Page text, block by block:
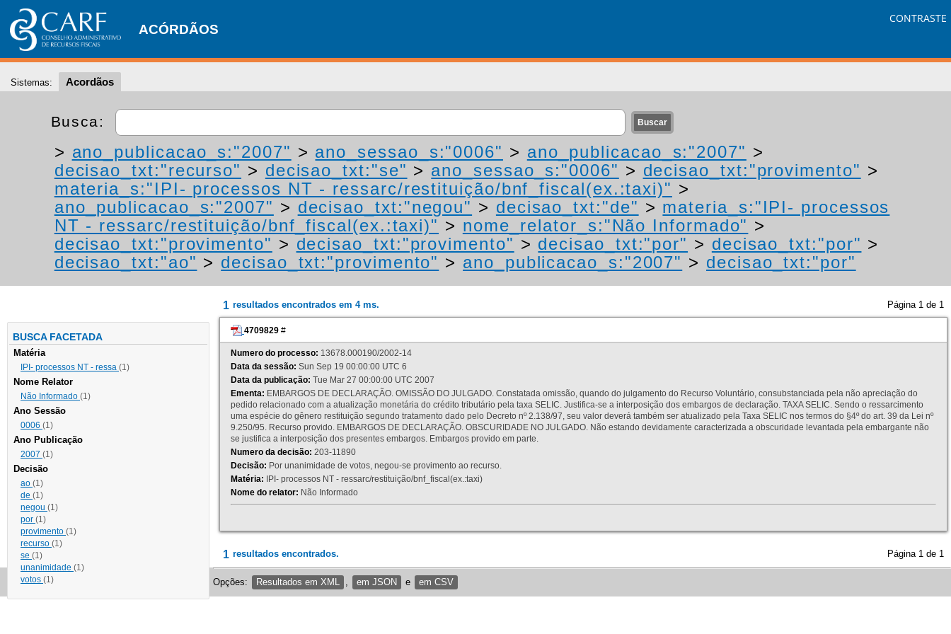
ACÓRDÃOS
CONTRASTE
Sistemas: Acordãos
Busca:
> ano_publicacao_s:"2007" > ano_sessao_s:"0006" > ano_publicacao_s:"2007" >
decisao_txt:"recurso" > decisao_txt:"se" > ano_sessao_s:"0006" > decisao_txt:"provimento" >
materia_s:"IPI- processos NT - ressarc/restituição/bnf_fiscal(ex.:taxi)" >
ano_publicacao_s:"2007" > decisao_txt:"negou" > decisao_txt:"de" > materia_s:"IPI- processos
NT - ressarc/restituição/bnf_fiscal(ex.:taxi)" > nome_relator_s:"Não Informado" >
decisao_txt:"provimento" > decisao_txt:"provimento" > decisao_txt:"por" > decisao_txt:"por" >
decisao_txt:"ao" > decisao_txt:"provimento" > ano_publicacao_s:"2007" > decisao_txt:"por"
BUSCA FACETADA
Matéria
IPI- processos NT - ressa (1)
Nome Relator
Não Informado (1)
Ano Sessão
0006 (1)
Ano Publicação
2007 (1)
Decisão
ao (1)
de (1)
negou (1)
por (1)
provimento (1)
recurso (1)
se (1)
unanimidade (1)
votos (1)
1 resultados encontrados em 4 ms. Página 1 de 1
4709829 #
Numero do processo: 13678.000190/2002-14
Data da sessão: Sun Sep 19 00:00:00 UTC 6
Data da publicação: Tue Mar 27 00:00:00 UTC 2007
Ementa: EMBARGOS DE DECLARAÇÃO. OMISSÃO DO JULGADO. Constatada omissão, quando do julgamento do Recurso Voluntário, consubstanciada pela não apreciação do
pedido relacionado com a atualização monetária do crédito tributário pela taxa SELIC. Justifica-se a interposição dos embargos de declaração. TAXA SELIC. Sendo o ressarcimento
uma espécie do gênero restituição segundo tratamento dado pelo Decreto nº 2.138/97, seu valor deverá também ser atualizado pela Taxa SELIC nos termos do §4º do art. 39 da Lei nº
9.250/95. Recurso provido. EMBARGOS DE DECLARAÇÃO. OBSCURIDADE NO JULGADO. Não estando devidamente caracterizada a obscuridade levantada pela embargante não
se justifica a interposição dos presentes embargos. Embargos provido em parte.
Numero da decisão: 203-11890
Decisão: Por unanimidade de votos, negou-se provimento ao recurso.
Matéria: IPI- processos NT - ressarc/restituição/bnf_fiscal(ex.:taxi)
Nome do relator: Não Informado
1 resultados encontrados. Página 1 de 1
Opções: Resultados em XML em JSON e em CSV